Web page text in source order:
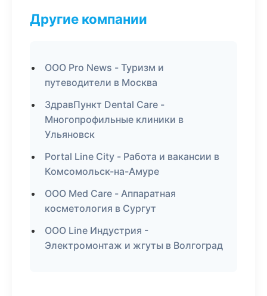
Другие компании
ООО Pro News - Туризм и
путеводители в Москва
ЗдравПункт Dental Care -
Многопрофильные клиники в
Ульяновск
Portal Line City - Работа и вакансии в
Комсомольск-на-Амуре
ООО Med Care - Аппаратная
косметология в Сургут
ООО Line Индустрия -
Электромонтаж и жгуты в Волгоград